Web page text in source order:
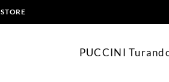
STORE
PUCCINI